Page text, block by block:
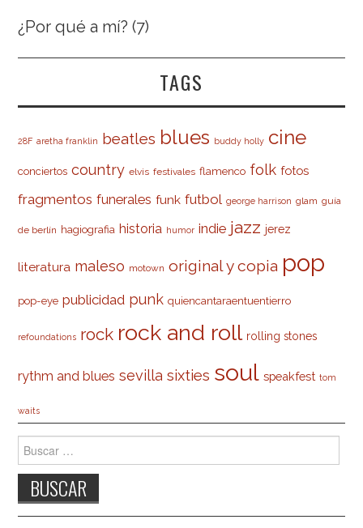
¿Por qué a mí? (7)
TAGS
28F aretha franklin beatles blues buddy holly cine
conciertos country elvis festivales flamenco folk fotos
fragmentos funerales funk futbol george harrison glam guía
de berlín hagiografia historia humor indie jazz jerez
literatura maleso motown original y copia pop
pop-eye publicidad punk quiencantaraentuentierro
refoundations rock rock and roll rolling stones
rythm and blues sevilla sixties soul speakfest tom
waits
Buscar: